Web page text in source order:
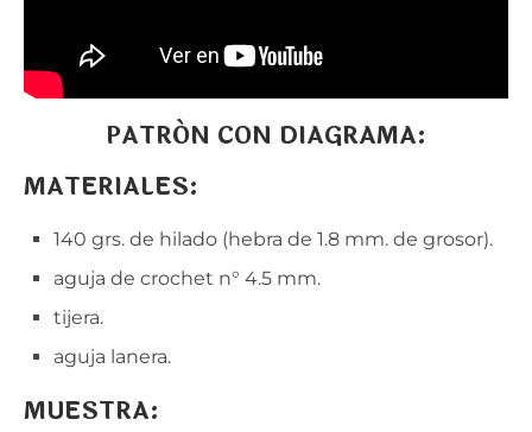
PATRÓN CON DIAGRAMA:
MATERIALES:
140 grs. de hilado (hebra de 1.8 mm. de grosor).
aguja de crochet n° 4.5 mm.
tijera.
aguja lanera.
MUESTRA: